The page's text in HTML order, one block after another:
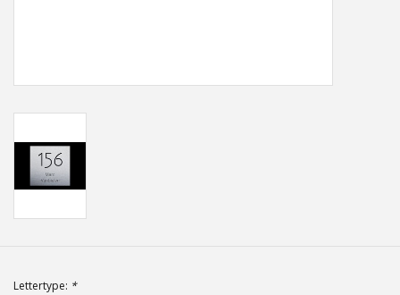
Portfolio
kleuren en lettertypes
Lettertype: *